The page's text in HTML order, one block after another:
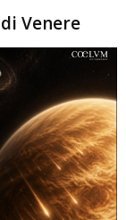
Venere